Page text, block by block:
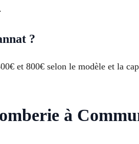
?
et 800€ selon le modèle et la
à